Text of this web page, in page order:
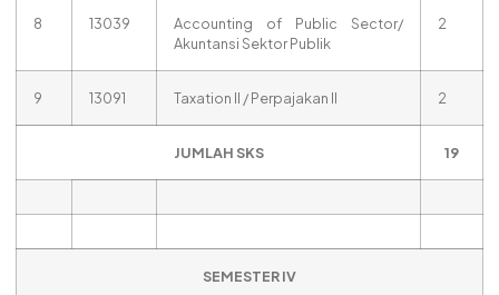
8 13039
Accounting of Public Sector/
Akuntansi Sektor Publik
2
9 13091 Taxation II / Perpajakan II 2
JUMLAH SKS 19
SEMESTER IV